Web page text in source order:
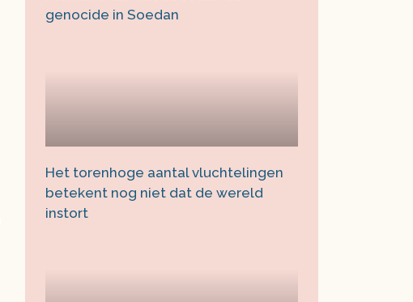
genocide in Soedan
Het torenhoge aantal vluchtelingen
betekent nog niet dat de wereld
instort